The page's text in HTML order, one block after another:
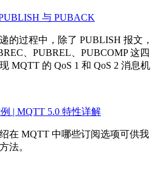
与 PUBACK
的过程中，除了 PUBLISH 报文，
、PUBREL、PUBCOMP 这四
MQTT 的 QoS 1 和 QoS 2 消息机
| MQTT 5.0 特性详解
在 MQTT 中哪些订阅选项可供我
法。